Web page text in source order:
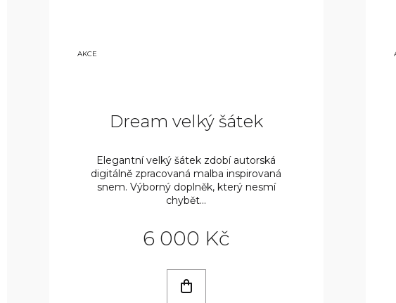
AKCE
Dream velký šátek
6 000 Kč
Elegantní velký šátek zdobí autorská
digitálně zpracovaná malba inspirovaná
snem. Výborný doplněk, který nesmí
chybět...